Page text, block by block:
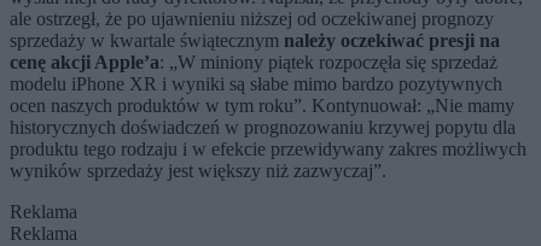
ale ostrzegł, że po ujawnieniu niższej od oczekiwanej prognozy
sprzedaży w kwartale świątecznym należy oczekiwać presji na
cenę akcji Apple’a: „W miniony piątek rozpoczęła się sprzedaż
modelu iPhone XR i wyniki są słabe mimo bardzo pozytywnych
ocen naszych produktów w tym roku”. Kontynuował: „Nie mamy
historycznych doświadczeń w prognozowaniu krzywej popytu dla
produktu tego rodzaju i w efekcie przewidywany zakres możliwych
wyników sprzedaży jest większy niż zazwyczaj”.
Reklama
Reklama